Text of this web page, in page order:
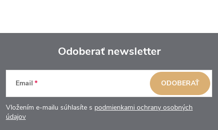
Z
á
p
Odoberať newsletter
Email
Vložením e-mailu súhlasíte s podmienkami ochrany osobných
údajov
ODOBERAŤ